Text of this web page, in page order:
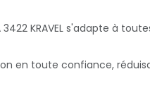
KRAVEL s'adapte à
en toute confiance,